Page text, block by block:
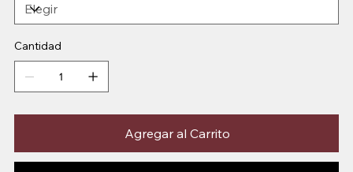
Cantidad
Agregar al Carrito